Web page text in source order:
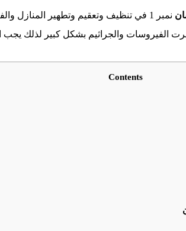
نمبر 1 في تنظيف وتعقيم وتطهير المنازل
الفيروسات والجراثيم بشكل كبير لذلك
Contents